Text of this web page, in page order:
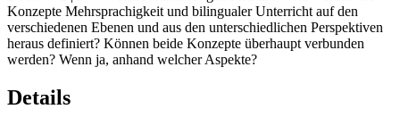
Konzepte Mehrsprachigkeit und bilingualer Unterricht auf den
verschiedenen Ebenen und aus den unterschiedlichen Perspektiven
heraus definiert? Können beide Konzepte überhaupt verbunden
werden? Wenn ja, anhand welcher Aspekte?
Details